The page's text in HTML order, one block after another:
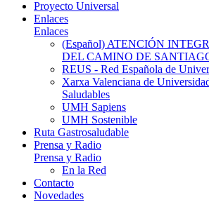
Proyecto Universal
Enlaces
Enlaces
(Español) ATENCIÓN
DEL CAMINO DE
REUS - Red Española de
Xarxa Valenciana de
Saludables
UMH Sapiens
UMH Sostenible
Ruta Gastrosaludable
Prensa y Radio
Prensa y Radio
En la Red
Contacto
Novedades